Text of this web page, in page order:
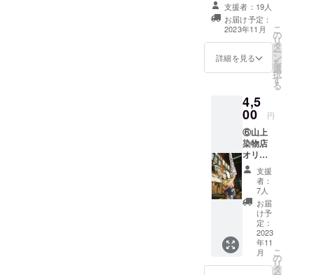
支援者：19人
お届け予定：
2023年11月
詳細を見る
こ
の
リ
タ
ー
ン
を
選
択
す
る
4,5
00 円
⑥山上
染物店
オリジ
ナル手
ぬぐい1
枚＋写
真集1冊
＋新潟
風景写
真L版1
ぐい詳
細 サイ
支援
者：
7人
お届
け予
定：
2023
年11
月
こ
の
リ
タ